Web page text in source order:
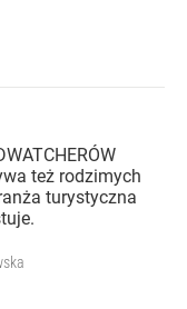
też rodzimych
turystyczna